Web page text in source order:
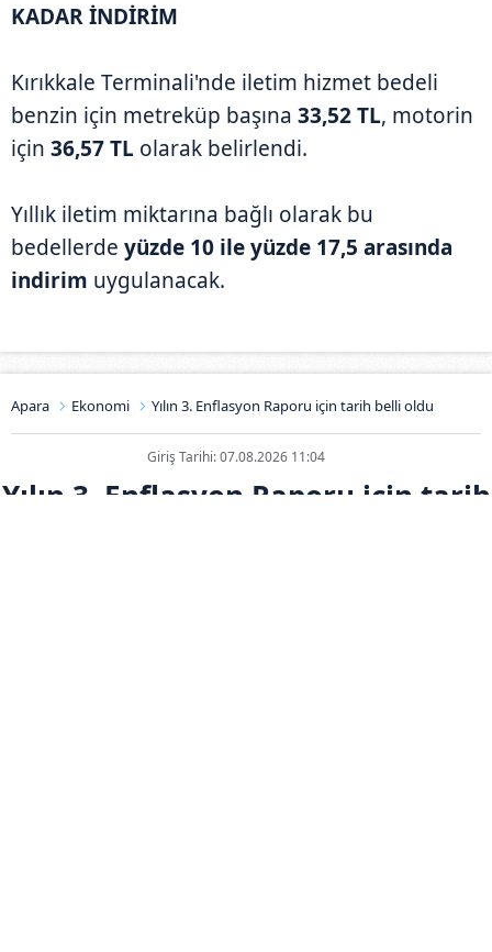
KADAR İNDİRİM
Kırıkkale Terminali'nde iletim hizmet bedeli
benzin için metreküp başına 33,52 TL, motorin
için 36,57 TL olarak belirlendi.
Yıllık iletim miktarına bağlı olarak bu
bedellerde yüzde 10 ile yüzde 17,5 arasında
indirim uygulanacak.
Apara Ekonomi Yılın 3. Enflasyon Raporu için tarih belli oldu
Giriş Tarihi: 07.08.2026 11:04
Yılın 3. Enflasyon Raporu için tarih